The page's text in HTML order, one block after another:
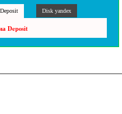
Deposit Disk yandex
Deposit